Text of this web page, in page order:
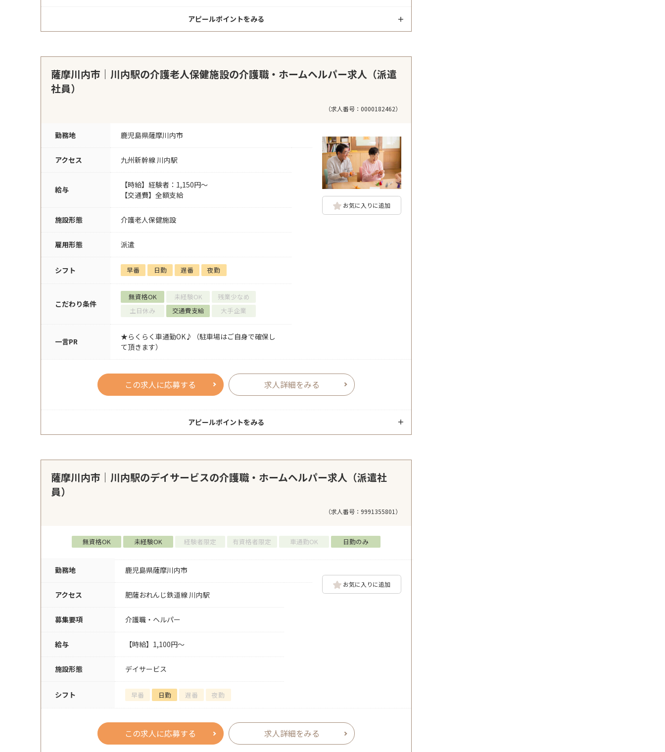
アピールポイントをみる
薩摩川内市｜川内駅の介護老人保健施設の介護職・ホームヘルパー求人（派遣
社員）
（求人番号：0000182462）
勤務地 鹿児島県薩摩川内市
アクセス 九州新幹線 川内駅
給与
【時給】経験者：1,150円～
【交通費】全額支給
施設形態 介護老人保健施設
雇用形態 派遣
シフト 早番 日勤 遅番 夜勤
こだわり条件
無資格OK 未経験OK
残業少なめ
土日休み
交通費支給 大手企業
一言PR
★らくらく車通勤OK♪（駐車場はご自身で確保し
て頂きます）
お気に入りに追加
この求人に応募する 求人詳細をみる
アピールポイントをみる
薩摩川内市｜川内駅のデイサービスの介護職・ホームヘルパー求人（派遣社
員）
（求人番号：9991355801）
無資格OK 未経験OK 経験者限定 有資格者限定 車通勤OK 日勤のみ
勤務地 鹿児島県薩摩川内市
アクセス 肥薩おれんじ鉄道線 川内駅
募集要項 介護職・ヘルパー
給与 【時給】1,100円～
施設形態 デイサービス
シフト 早番 日勤 遅番 夜勤
お気に入りに追加
この求人に応募する 求人詳細をみる